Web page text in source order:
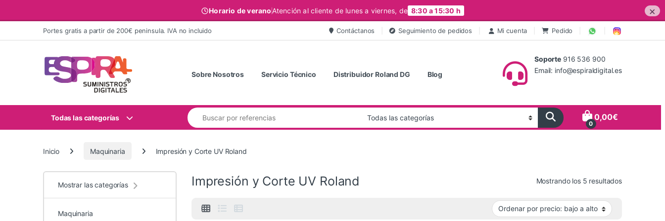
Horario de veranoAtención al cliente de lunes a viernes, de 8:30 a 15:30 h ×
Ir al contenidoPortes gratis a partir de 200€ peninsula. IVA no incluido Contáctanos Seguimiento de pedidos Mi cuenta Pedido
Sobre Nosotros Servicio Técnico Distribuidor Roland DG Blog
Soporte 916 536 900
Email: info@espiraldigital.es
Todas las categorías
Buscar:
0
0,00€
Inicio Maquinaria Impresión y Corte UV Roland
Impresión y Corte UV Roland Mostrando los 5 resultadosOrdenado
Mostrar las categorías
Maquinaria